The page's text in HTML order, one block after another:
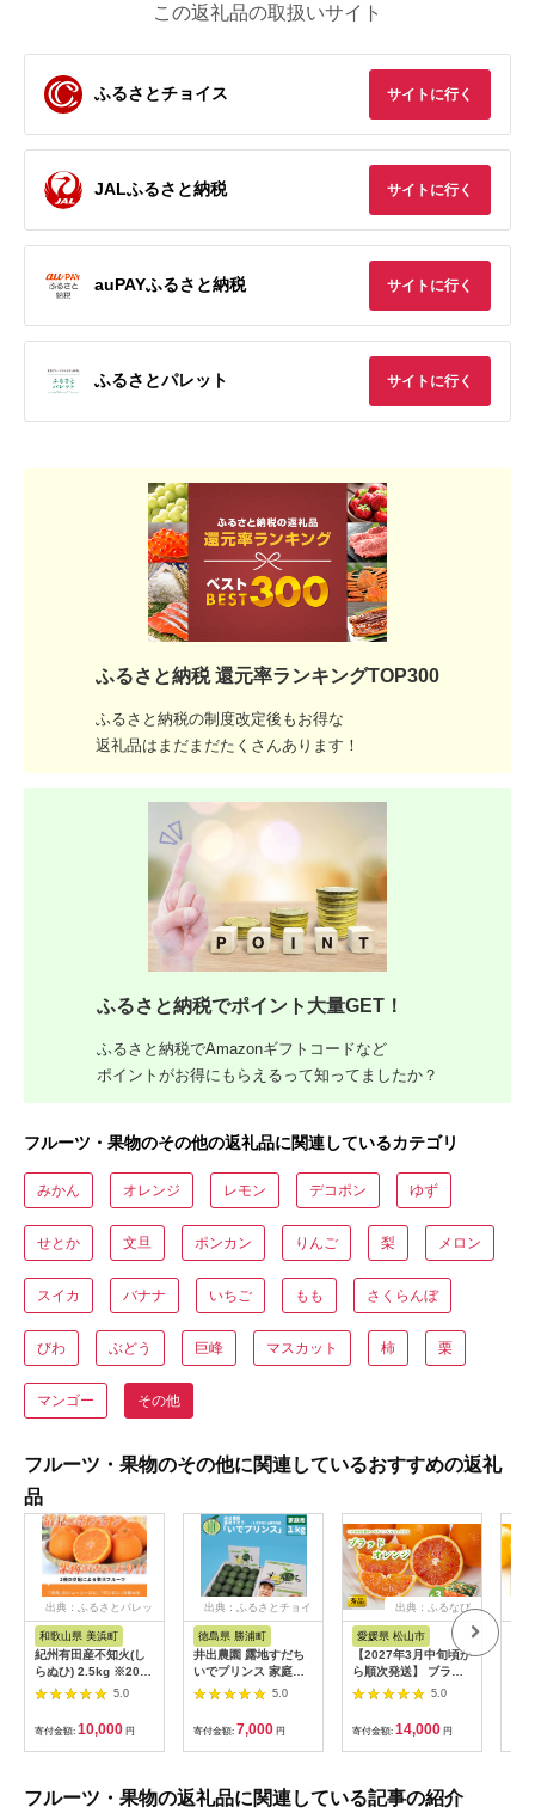
この返礼品の取扱いサイト
ふるさとチョイス サイトに行く
JALふるさと納税 サイトに行く
auPAYふるさと納税 サイトに行く
ふるさとパレット サイトに行く
ふるさと納税 還元率ランキングTOP300
ふるさと納税の制度改定後もお得な
返礼品はまだまだたくさんあります！
ふるさと納税でポイント大量GET！
ふるさと納税でAmazonギフトコードなど
ポイントがお得にもらえるって知ってましたか？
フルーツ・果物のその他の返礼品に関連しているカテゴリ
みかん オレンジ レモン デコポン ゆず
せとか 文旦 ポンカン りんご 梨 メロン
スイカ バナナ いちご もも さくらんぼ
びわ ぶどう 巨峰 マスカット 柿 栗
マンゴー その他
フルーツ・果物のその他に関連しているおすすめの返礼
品
出典：ふるさとパレッ
ト
和歌山県 美浜町
紀州有田産不知火(し
らぬひ) 2.5kg ※2026
年2月中旬～3月中旬
頃に順次発送予定
5.0
寄付金額: 10,000 円
出典：ふるさとチョイ
ス
徳島県 勝浦町
井出農園 露地すだち
いでプリンス 家庭用
1kg
5.0
寄付金額: 7,000 円
出典：ふるなび
愛媛県 松山市
【2027年3月中旬頃か
ら順次発送】 ブラッ
ドオレンジ＜秀品＞
約3kg (S-M / 21-25玉
) ギフトBOX入り | み
かん ブラッドオレン
ジ 秀品 ブラッドオレ
ロ みかん 贈答 ブラッ
ドオレンジ みかん 贈
5.0
寄付金額: 14,000 円
フルーツ・果物の返礼品に関連している記事の紹介